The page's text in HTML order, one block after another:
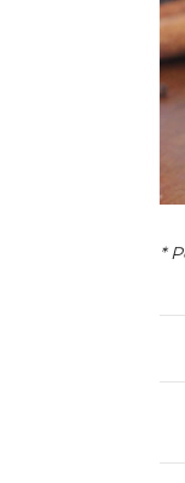
*